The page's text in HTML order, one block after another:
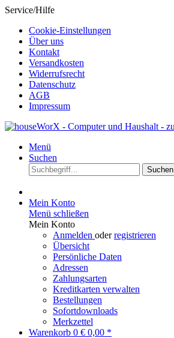
Service/Hilfe
Cookie-Einstellungen
Über uns
Kontakt
Versandkosten
Widerrufsrecht
Datenschutz
AGB
Impressum
Menü
Suchen
Suchen
Mein Konto
Menü schließen
Mein Konto
Anmelden oderregistrieren
Übersicht
Persönliche Daten
Adressen
Zahlungsarten
Kreditkarten verwalten
Bestellungen
Sofortdownloads
Merkzettel
Warenkorb 0 € 0,00 *